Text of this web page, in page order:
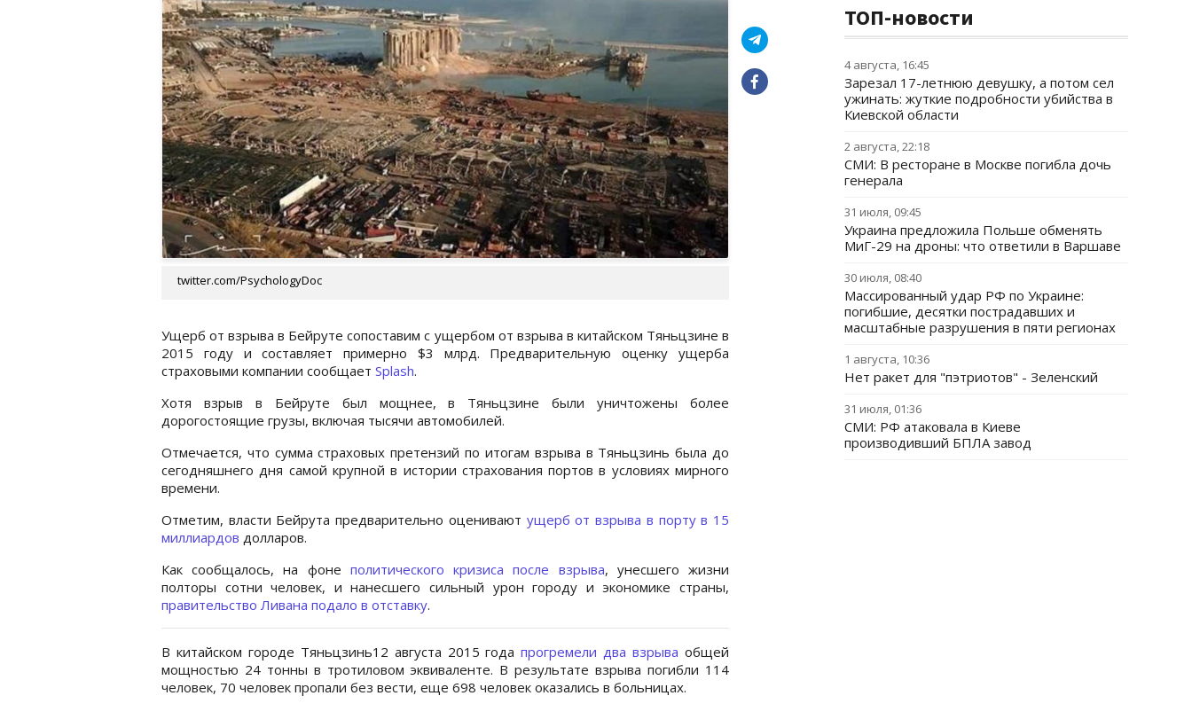
twitter.com/PsychologyDoc
Ущерб от взрыва в Бейруте сопоставим с ущербом от взрыва в китайском Тяньцзине в
2015 году и составляет примерно $3 млрд. Предварительную оценку ущерба
страховыми компании сообщает Splash.
Хотя взрыв в Бейруте был мощнее, в Тяньцзине были уничтожены более
дорогостоящие грузы, включая тысячи автомобилей.
Отмечается, что сумма страховых претензий по итогам взрыва в Тяньцзинь была до
сегодняшнего дня самой крупной в истории страхования портов в условиях мирного
времени.
Отметим, власти Бейрута предварительно оценивают ущерб от взрыва в порту в 15
миллиардов долларов.
Как сообщалось, на фоне политического кризиса после взрыва, унесшего жизни
полторы сотни человек, и нанесшего сильный урон городу и экономике страны,
правительство Ливана подало в отставку.
В китайском городе Тяньцзинь12 августа 2015 годапрогремели два взрываобщей
мощностью 24 тонны в тротиловом эквиваленте. В результате взрыва погибли 114
человек, 70 человек пропали без вести, еще 698 человек оказались в больницах.
ТОП-новости
4 августа, 16:45
Зарезал 17-летнюю девушку, а потом сел
ужинать: жуткие подробности убийства в
Киевской области
2 августа, 22:18
СМИ: В ресторане в Москве погибла дочь
генерала
31 июля, 09:45
Украина предложила Польше обменять
МиГ-29 на дроны: что ответили в Варшаве
30 июля, 08:40
Массированный удар РФ по Украине:
погибшие, десятки пострадавших и
масштабные разрушения в пяти регионах
1 августа, 10:36
Нет ракет для "пэтриотов" - Зеленский
31 июля, 01:36
СМИ: РФ атаковала в Киеве
производивший БПЛА завод